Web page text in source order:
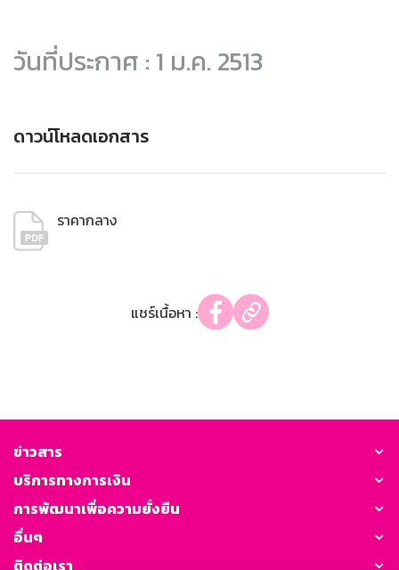
วันที่ประกาศ : 1 ม.ค. 2513
ดาวน์โหลดเอกสาร
ราคากลาง
แชร์เนื้อหา :
ข่าวสาร
บริการทางการเงิน
การพัฒนาเพื่อความยั่งยืน
อื่นๆ